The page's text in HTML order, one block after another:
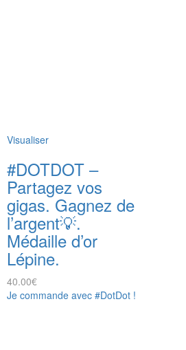
Visualiser
#DOTDOT –
Partagez vos
gigas. Gagnez de
l’argent💡.
Médaille d’or
Lépine.
40.00€
Je commande avec #DotDot !